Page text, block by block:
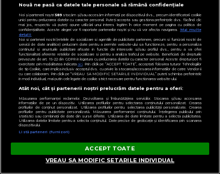
RADIOIMPULS.RO
VIDEO Selly, ANUNȚUL MOMENTULUI
despre NIBIRU! Ce se va întâmpla și CINE
SUNT CEI VIZAȚI de această situație: "Îmi e
ciudă că..."
Nouă ne pasă ca datele tale personale să rămână confidențiale
Noi și partenerii noștri589stocăm și/sau accesăm informații pe dispozitivul dvs., precum identificatorii cookie
unici pentru prelucrarea datelor cu caracter personal. Puteți accepta sau gestiona preferințele dvs. făcând clic
mai jos, respectiv vă puteți opune utilizării unui interes legitim în orice moment pe pagina cu politica de
confidențialitate. Aceste alegeri vor fi raportate partenerilor noștri și nu vă vor afecta navigarea.
Mai multe
detalii
Noi si partenerii nostri (retelele de socializare si agentiile de publicitate partenere, precum si furnizorii nostri de
servicii de date analitice) prelucram date pentru a permite website-ului sa functioneze, pentru a personaliza
continutul si anunturile publicitare afisate in functie de interesele si/sau profilul dvs., pentru a va oferi
functionalitati aferente retelelor de socializare si pentru a analiza traficul pe website. Beneficiati de drepturile
prevazute de art. 15-22 din GDPR in legatura cu prelucrarea datelor cu caracter personal. Aceste drepturi pot fi
exercitate prin modalitatea indicataaici. Prin click pe “ACCEPT TOATE”, acceptati folosirea tuturor Tehnologiilor
de tip Cookie, care implica inclusiv acceptul dvs. cu privire la stocarea/accesarea informatiilor de catre Vendor-ii
cu care colaboram. Prin click pe “VREAU SA MODIFIC SETARILE INDIVIDUAL” puteti schimba preferintele
in mod individual, mai putin cele legate de cookie strict necesare pentru functionarea website-ului.
Atât noi, cât și partenerii noștri prelucrăm datele pentru a oferi:
Măsurarea performanței reclamelor. Dezvoltarea și îmbunătățirea serviciilor. Stocarea și/sau accesarea
informațiilor de pe un dispozitiv. Utilizarea profilurilor pentru selectarea conținutului personalizat. Crearea
profilurilor de conținut personalizat. Utilizarea profilurilor pentru selectarea publicității personalizate. Crearea
profilurilor pentru publicitate personalizată. Măsurarea performanței conținutului. Înțelegerea publicului prin
statistici sau combinații de date din surse diferite. Utilizarea de date limitate pentru a selecta publicitatea.
Utilizarea datelor limitate pentru a selecta conținutul. Date precise de geolocație și identificarea prin scanarea
dispozitivului.
Listă parteneri (furnizori)
ACCEPT TOATE
VREAU SA MODIFIC SETARILE INDIVIDUAL